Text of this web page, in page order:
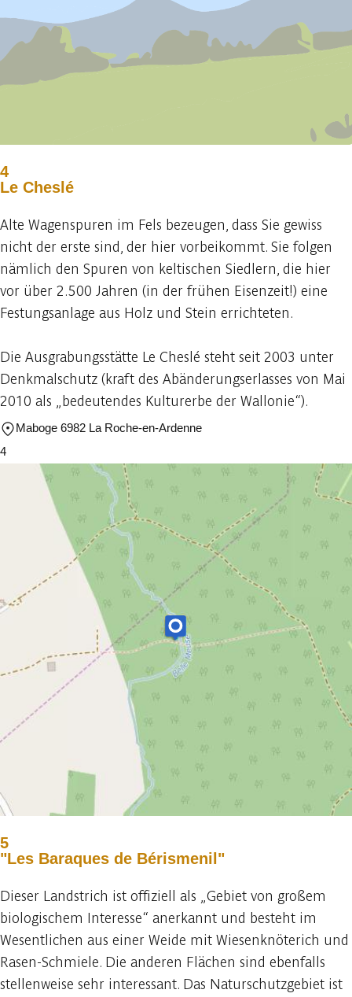
4
Le Cheslé
Alte Wagenspuren im Fels bezeugen, dass Sie gewiss
nicht der erste sind, der hier vorbeikommt. Sie folgen
nämlich den Spuren von keltischen Siedlern, die hier
vor über 2.500 Jahren (in der frühen Eisenzeit!) eine
Festungsanlage aus Holz und Stein errichteten.
Die Ausgrabungsstätte Le Cheslé steht seit 2003 unter
Denkmalschutz (kraft des Abänderungserlasses von Mai
2010 als „bedeutendes Kulturerbe der Wallonie“).
Maboge 6982 La Roche-en-Ardenne
4
5
"Les Baraques de Bérismenil"
Dieser Landstrich ist offiziell als „Gebiet von großem
biologischem Interesse“ anerkannt und besteht im
Wesentlichen aus einer Weide mit Wiesenknöterich und
Rasen-Schmiele. Die anderen Flächen sind ebenfalls
stellenweise sehr interessant. Das Naturschutzgebiet ist